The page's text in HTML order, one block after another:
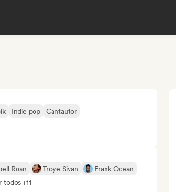
Indie pop Cantautor
Roan Troye Sivan
Frank Ocean
todos +11